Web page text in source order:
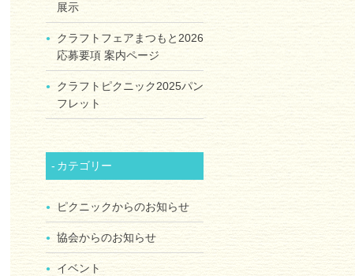
展示
クラフトフェアまつもと2026
応募要項 案内ページ
クラフトピクニック2025パン
フレット
カテゴリー
ピクニックからのお知らせ
協会からのお知らせ
イベント